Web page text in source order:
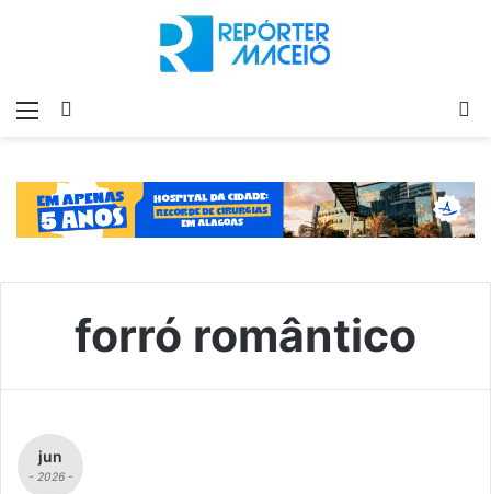
Menu
forró romântico
jun
- 2026 -